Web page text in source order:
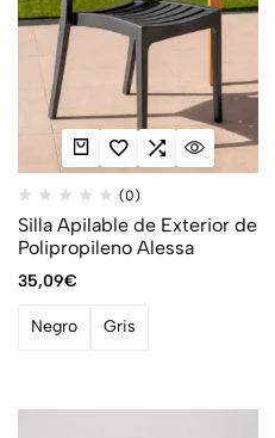
(0)
Silla Apilable de Exterior de
Polipropileno Alessa
35,09€
Negro Gris